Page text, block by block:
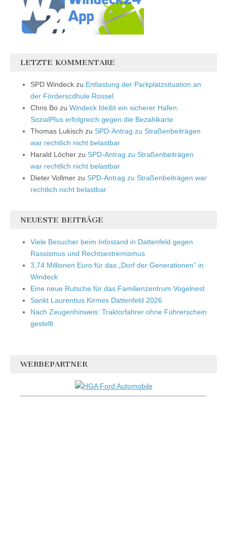
LETZTE KOMMENTARE
SPD Windeck zu Entlastung der Parkplatzsituation an
der Förderscdhule Rossel
Chris Bo zu Windeck bleibt ein sicherer Hafen:
SozialPlus erfolgreich gegen die Bezahlkarte
Thomas Lukisch zu SPD-Antrag zu Straßenbeiträgen
war rechtlich nicht belastbar
Harald Löcher zu SPD-Antrag zu Straßenbeiträgen
war rechtlich nicht belastbar
Dieter Vollmer zu SPD-Antrag zu Straßenbeiträgen war
rechtlich nicht belastbar
NEUESTE BEITRÄGE
Viele Besucher beim Infostand in Dattenfeld gegen
Rassismus und Rechtsextremismus
3,74 Millionen Euro für das „Dorf der Generationen“ in
Windeck
Eine neue Rutsche für das Familienzentrum Vogelnest
Sankt Laurentius Kirmes Dattenfeld 2026
Nach Zeugenhinweis: Traktorfahrer ohne Führerschein
gestellt
WERBEPARTNER